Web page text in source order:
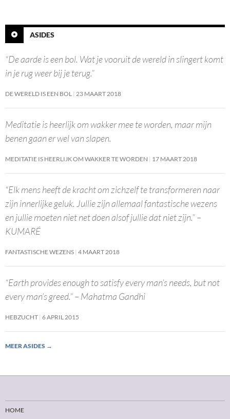
ASIDES
“De aarde is een bol. Wat je vooruit de wereld in slingert komt
in je rug weer bij je terug.”
DE WERELD IS EEN BOL 23 MAART 2018
Meditatie is heerlijk om wakker mee te worden, maar mijn
benen gaan er wel van slapen.
MEDITATIE IS HEERLIJK OM WAKKER TE WORDEN 17 MAART 2018
“Elk mens heeft de kracht om zichzelf te transformeren naar
zijn innerlijke geluk. Jullie zijn allemaal fantastische wezens
en jullie moeten niet net doen alsof jullie dat niet zijn.” –
KUMARÉ
FANTASTISCHE WEZENS 4 MAART 2018
“Earth provides enough to satisfy every man’s needs, but not
every man’s greed.” – Mahatma Gandhi
HEBZUCHT 6 APRIL 2015
MEER ASIDES →
HOME